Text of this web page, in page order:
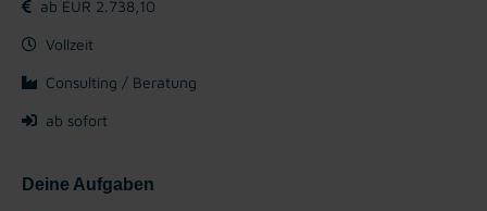
ab EUR 2.738,10
Vollzeit
Consulting / Beratung
ab sofort
Deine Aufgaben